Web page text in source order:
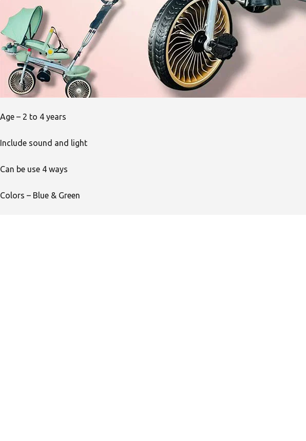
Age – 2 to 4 years
Include sound and light
Can be use 4 ways
Colors – Blue & Green